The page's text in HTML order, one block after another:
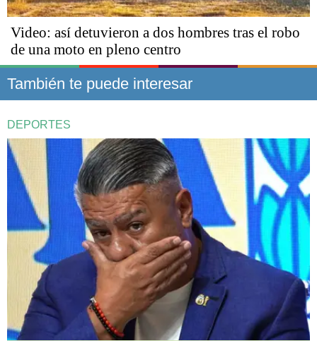
Video: así detuvieron a dos hombres tras el robo
de una moto en pleno centro
También te puede interesar
DEPORTES